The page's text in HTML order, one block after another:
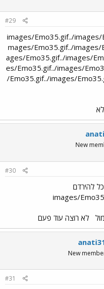
#29
../images/Emo35.gif../
mages/Emo35.gif../images/
ages/Emo35.gif../images/
es/Emo35.gif../images/
/Emo35.gif../images/
New
#30
להירדם
לא רוצה עוד פעם
New
#31